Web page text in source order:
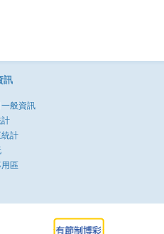
訊
般資訊
計
區